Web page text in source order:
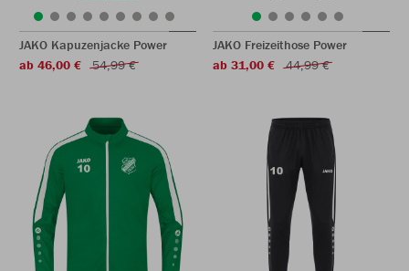
JAKO Kapuzenjacke Power
ab 46,00 €
54,99 €
JAKO Freizeithose Power
ab 31,00 €
44,99 €